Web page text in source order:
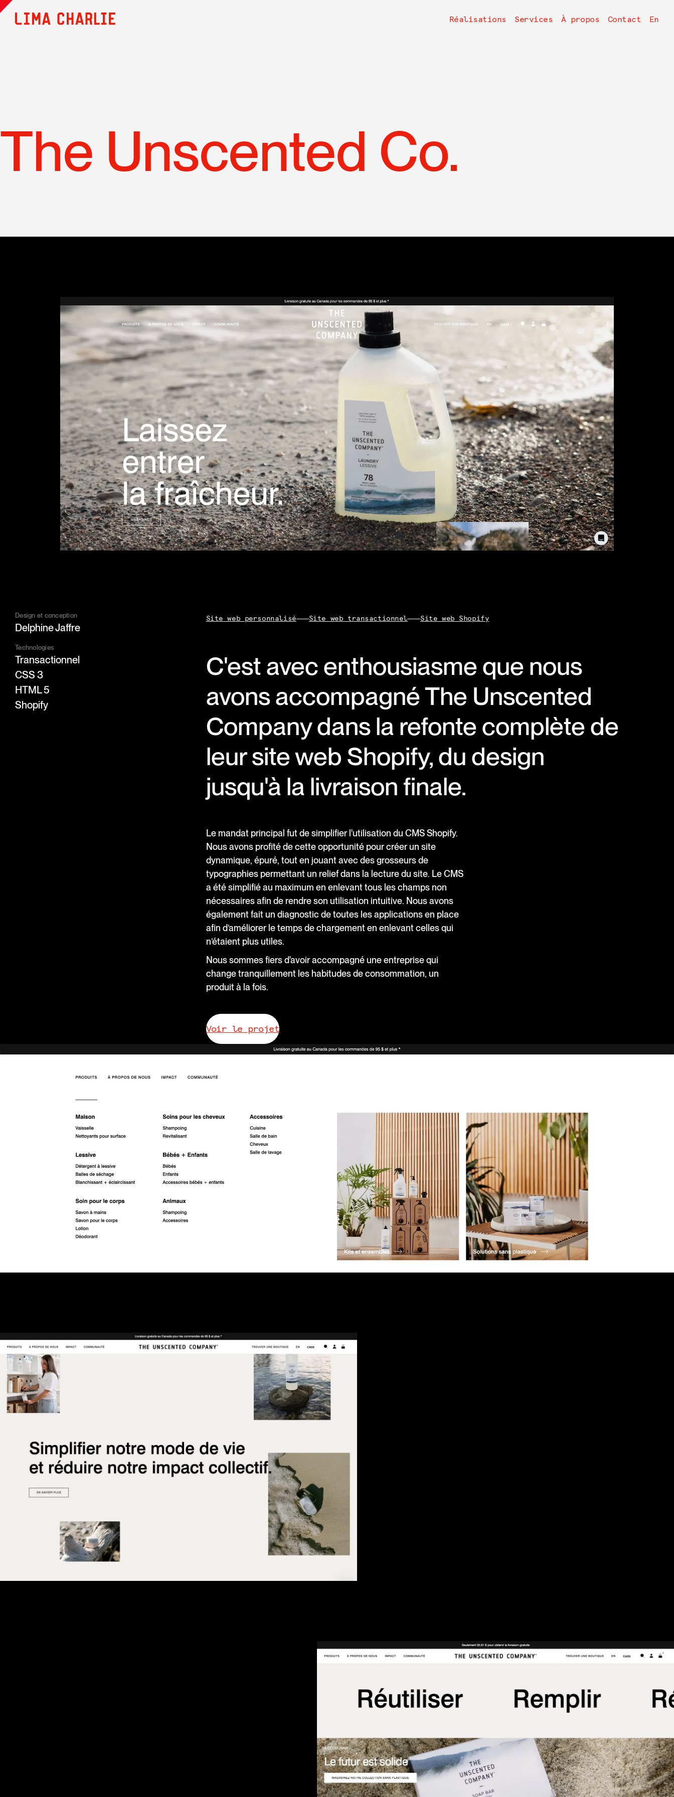
Navigation
Réalisations Services À propos Contact En
The Unscented Co.
Design et conception
Delphine Jaffre
Technologies
Transactionnel
CSS 3
HTML 5
Shopify
Site web personnalisé Site web transactionnel Site web Shopify
C'est avec enthousiasme que nous
avons accompagné The Unscented
Company dans la refonte complète de
leur site web Shopify, du design
jusqu'à la livraison finale.
Le mandat principal fut de simplifier l'utilisation du CMS Shopify.
Nous avons profité de cette opportunité pour créer un site
dynamique, épuré, tout en jouant avec des grosseurs de
typographies permettant un relief dans la lecture du site. Le CMS
a été simplifié au maximum en enlevant tous les champs non
nécessaires afin de rendre son utilisation intuitive. Nous avons
également fait un diagnostic de toutes les applications en place
afin d’améliorer le temps de chargement en enlevant celles qui
n’étaient plus utiles.
Nous sommes fiers d'avoir accompagné une entreprise qui
change tranquillement les habitudes de consommation, un
produit à la fois.
Voir le projet